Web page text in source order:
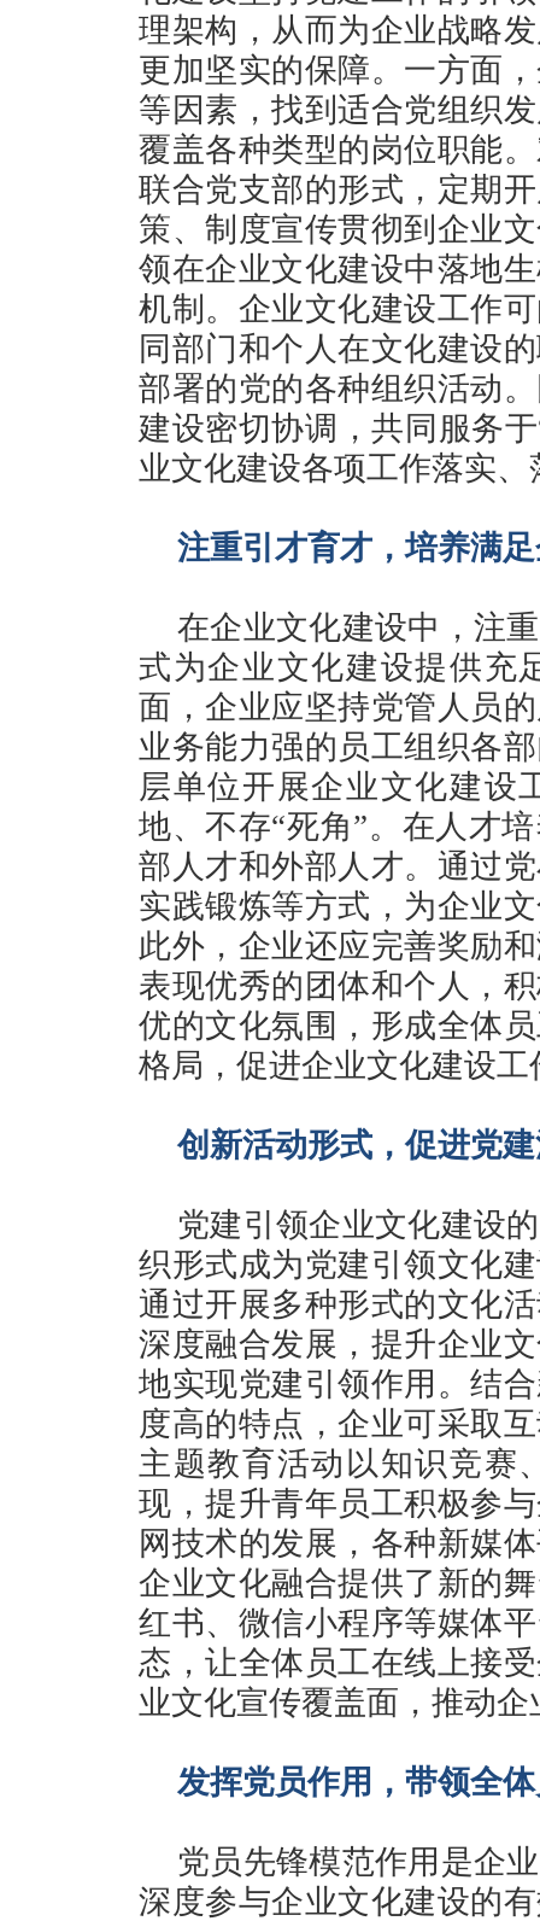
理架构，从而为企业战略
更加坚实的保障。一方面
等因素，找到适合党组织
覆盖各种类型的岗位职能
联合党支部的形式，定期
策、制度宣传贯彻到企业
领在企业文化建设中落地
机制。企业文化建设工作
同部门和个人在文化建设
部署的党的各种组织活动
建设密切协调，共同服务
业文化建设各项工作落实、
注重引才育才，培养满
在企业文化建设中，注
式为企业文化建设提供充
面，企业应坚持党管人员
业务能力强的员工组织各
层单位开展企业文化建设
地、不存“死角”。在人才
部人才和外部人才。通过
实践锻炼等方式，为企业
此外，企业还应完善奖励
表现优秀的团体和个人，
优的文化氛围，形成全体
格局，促进企业文化建设
创新活动形式，促进党
党建引领企业文化建设
织形式成为党建引领文化
通过开展多种形式的文化
深度融合发展，提升企业
地实现党建引领作用。结
度高的特点，企业可采取
主题教育活动以知识竞赛
现，提升青年员工积极参
网技术的发展，各种新媒
企业文化融合提供了新的
红书、微信小程序等媒体
态，让全体员工在线上接
业文化宣传覆盖面，推动
发挥党员作用，带领全
党员先锋模范作用是企
深度参与企业文化建设的